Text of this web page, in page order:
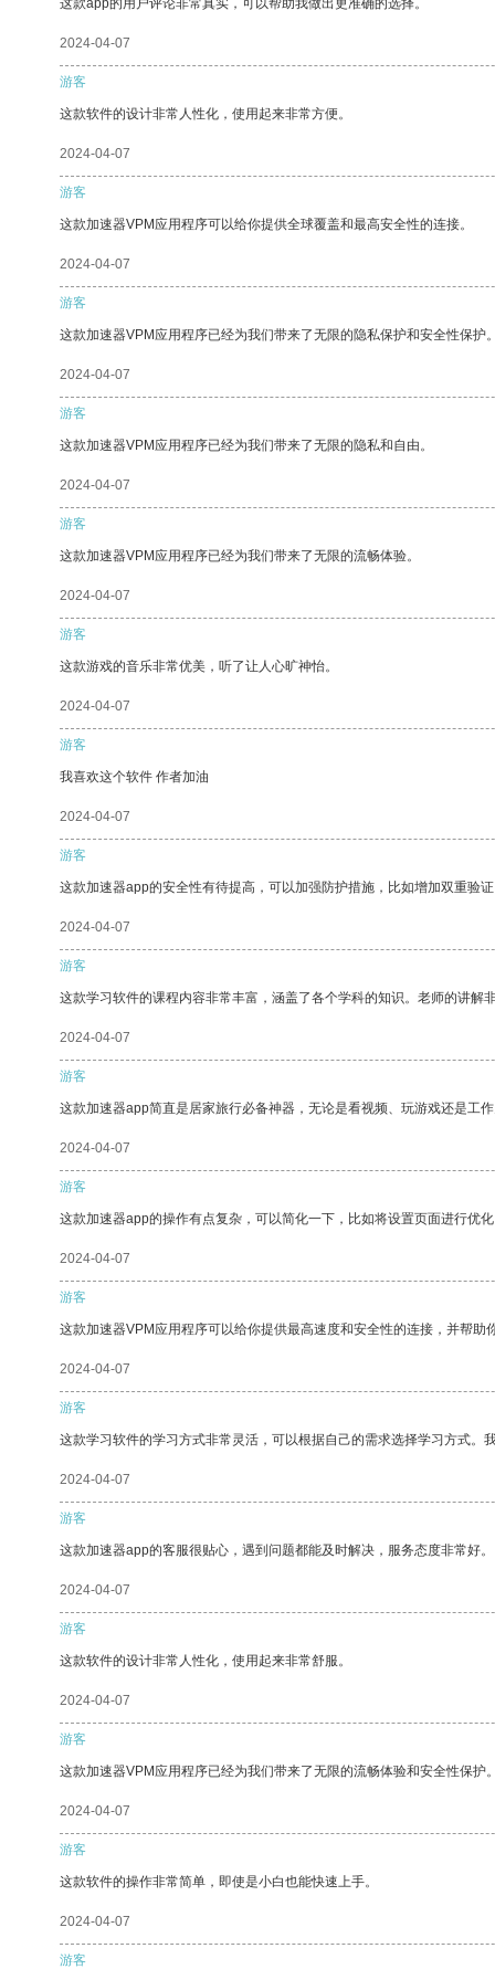
这款app的用户评论非常真实，可以帮助我做出更准确的选择。
2024-04-07
游客
这款软件的设计非常人性化，使用起来非常方便。
2024-04-07
游客
这款加速器VPM应用程序可以给你提供全球覆盖和最高安全性的连接。
2024-04-07
游客
这款加速器VPM应用程序已经为我们带来了无限的隐私保护和安全性保护
2024-04-07
游客
这款加速器VPM应用程序已经为我们带来了无限的隐私和自由。
2024-04-07
游客
这款加速器VPM应用程序已经为我们带来了无限的流畅体验。
2024-04-07
游客
这款游戏的音乐非常优美，听了让人心旷神怡。
2024-04-07
游客
我喜欢这个软件 作者加油
2024-04-07
游客
这款加速器app的安全性有待提高，可以加强防护措施，比如增加双重验
2024-04-07
游客
这款学习软件的课程内容非常丰富，涵盖了各个学科的知识。老师的讲解
2024-04-07
游客
这款加速器app简直是居家旅行必备神器，无论是看视频、玩游戏还是工
2024-04-07
游客
这款加速器app的操作有点复杂，可以简化一下，比如将设置页面进行优
2024-04-07
游客
这款加速器VPM应用程序可以给你提供最高速度和安全性的连接，并帮助
2024-04-07
游客
这款学习软件的学习方式非常灵活，可以根据自己的需求选择学习方式。
2024-04-07
游客
这款加速器app的客服很贴心，遇到问题都能及时解决，服务态度非常好。
2024-04-07
游客
这款软件的设计非常人性化，使用起来非常舒服。
2024-04-07
游客
这款加速器VPM应用程序已经为我们带来了无限的流畅体验和安全性保护
2024-04-07
游客
这款软件的操作非常简单，即使是小白也能快速上手。
2024-04-07
游客